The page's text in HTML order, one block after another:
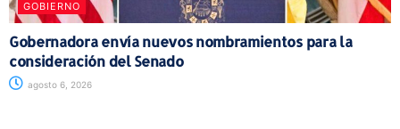
GOBIERNO
Gobernadora envía nuevos nombramientos para la
consideración del Senado
agosto 6, 2026